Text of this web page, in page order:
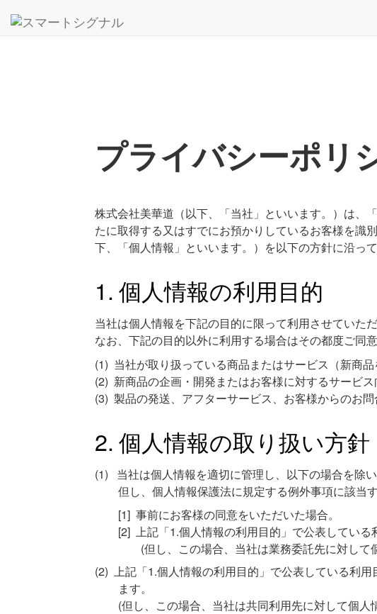
プライバシーポリ
株式会社美華道（以下、「当社」といいます。）は、
たに取得する又はすでにお預かりしているお客様を識
下、「個人情報」といいます。）を以下の方針に沿っ
個人情報の利用目的
当社は個人情報を下記の目的に限って利用させていただ
なお、下記の目的以外に利用する場合はその都度ご同
当社が取り扱っている商品またはサービス（新商
新商品の企画・開発またはお客様に対するサービ
製品の発送、アフターサービス、お客様からのお問
個人情報の取り扱い方針
当社は個人情報を適切に管理し、以下の場合を除
但し、個人情報保護法に規定する例外事項に該当
事前にお客様の同意をいただいた場合。
上記「1.個人情報の利用目的」で公表してい
(但し、この場合、当社は業務委託先に対し
上記「1.個人情報の利用目的」で公表している利
ます。
(但し、この場合、当社は共同利用先に対して個